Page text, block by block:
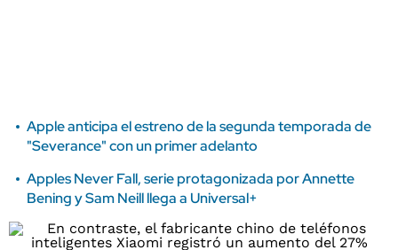
Apple anticipa el estreno de la segunda temporada de
"Severance" con un primer adelanto
Apples Never Fall, serie protagonizada por Annette
Bening y Sam Neill llega a Universal+